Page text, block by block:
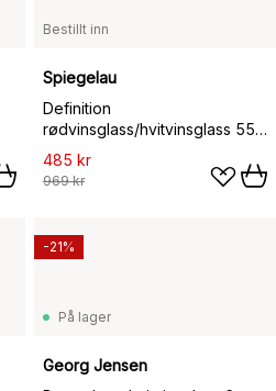
Bestillt inn
Spiegelau
Definition
rødvinsglass/hvitvinsglass 55
cl 2-pakning, Klar
485 kr
969 kr
På lager
Georg Jensen
-21%